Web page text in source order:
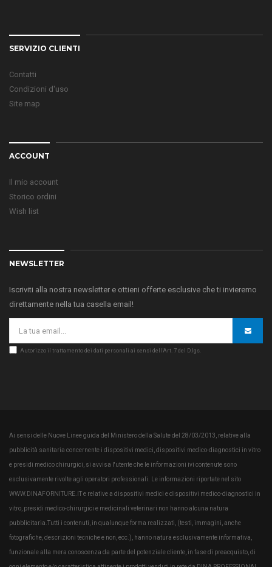
SERVIZIO CLIENTI
Contatti
Condizioni d'uso
Site map
ACCOUNT
Il mio account
Storico ordini
Wish list
NEWSLETTER
Iscriviti alla nostra newsletter e ottieni offerte esclusive che ti invieremo
direttamente nella tua casella email!
Autorizzo il trattamento dei dati personali ai sensi dell’Art. 7 del D.lgs.
Ai sensi delle Nuove Linee guida del Ministero della Salute del 28/03/2013, relative alla
pubblicità sanitaria concernente i dispositivi medici, dispositivi medico-diagnostici in vitro
e presidi medico chirurgici, si avvisa l'utente che le informazioni ivi contenute sono
esclusivamente rivolte agli operatori professionali. Le informazioni riportate nel sito
WWW.DINAFORNITURE.IT e relative a dispositivi medici e dispositivi medico-diagnostici in
vitro, presidi medico-chirurgici e medicinali veterinari non hanno alcuna natura
pubblicitaria.Tutti i contenuti, in qualunque forma realizzati, (testi, immagini, anche
fotografiche, descrizioni tecniche e non, ecc.), hanno natura esclusivamente informativa,
funzionale alla mera conoscenza da parte del potenziale cliente, in fase di preacquisto, di